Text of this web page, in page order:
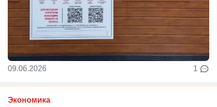
09.06.2026 1
Экономика